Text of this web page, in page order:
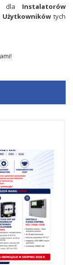
dla Instalatorów
Użytkownikówtych